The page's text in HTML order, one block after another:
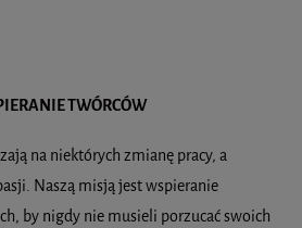
TWÓRCÓW
na niektórych zmianę pracy, a
Naszą misją jest wspieranie
by nigdy nie musieli porzucać swoich